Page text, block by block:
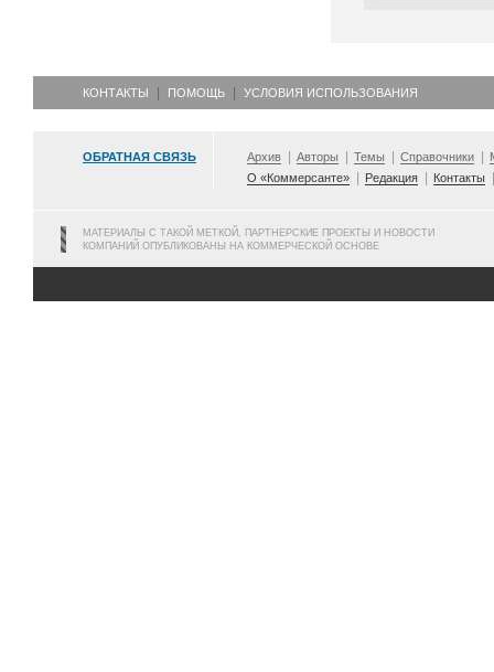
КОНТАКТЫ ПОМОЩЬ УСЛОВИЯ ИСПОЛЬЗОВАНИЯ
ОБРАТНАЯ СВЯЗЬ Архив Авторы Темы Справочники
О «Коммерсанте»
Редакция Контакты
МАТЕРИАЛЫ С ТАКОЙ МЕТКОЙ, ПАРТНЕРСКИЕ ПРОЕКТЫ И НОВОСТИ
КОМПАНИЙ ОПУБЛИКОВАНЫ НА КОММЕРЧЕСКОЙ ОСНОВЕ